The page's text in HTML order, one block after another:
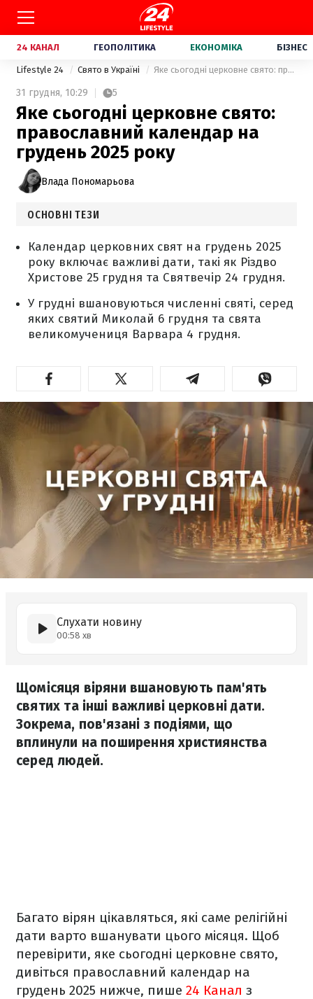
24 КАНАЛ ГЕОПОЛІТИКА ЕКОНОМІКА БІЗНЕС
Lifestyle 24 Свято в Україні Яке сьогодні церковне свято: православний календар на грудень 2025 року
31 грудня, 10:29 5
Яке сьогодні церковне свято:
православний календар на
грудень 2025 року
Влада Пономарьова
ОСНОВНІ ТЕЗИ
Календар церковних свят на грудень 2025
року включає важливі дати, такі як Різдво
Христове 25 грудня та Святвечір 24 грудня.
У грудні вшановуються численні святі, серед
яких святий Миколай 6 грудня та свята
великомучениця Варвара 4 грудня.
Слухати новину
00:58 хв
Щомісяця віряни вшановують пам'ять
святих та інші важливі церковні дати.
Зокрема, пов'язані з подіями, що
вплинули на поширення християнства
серед людей.
Багато вірян цікавляться, які саме релігійні
дати варто вшанувати цього місяця. Щоб
перевірити, яке сьогодні церковне свято,
дивіться православний календар на
грудень 2025 нижче, пише 24 Канал з